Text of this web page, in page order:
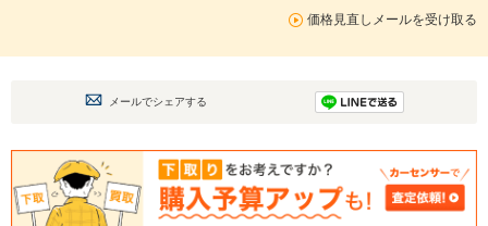
価格見直しメールを受け取る
メールでシェアする